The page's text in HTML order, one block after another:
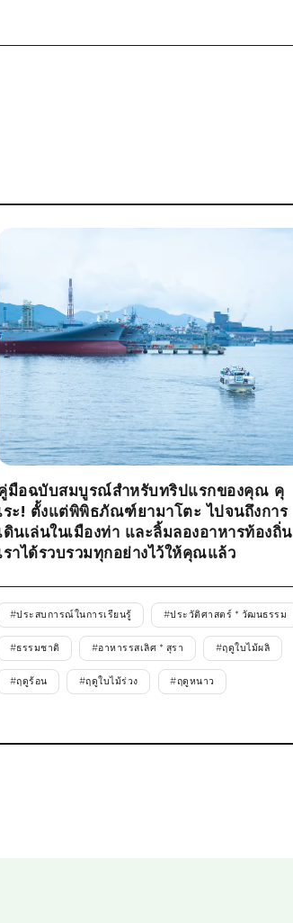
มือฉบับสมบูรณ์สำหรับทริปแรกของคุณ คุ
ระ! ตั้งแต่พิพิธภัณฑ์ยามาโตะ ไปจนถึงการ
ดินเล่นในเมืองท่า และลิ้มลองอาหารท้องถิ่น
ราได้รวบรวมทุกอย่างไว้ให้คุณแล้ว
#ประสบการณ์ในการเรียนรู้ #ประวัติศาสตร์ * วัฒนธรรม
#ธรรมชาติ #อาหารรสเลิศ * สุรา #ฤดูใบไม้ผลิ
#ฤดูร้อน #ฤดูใบไม้ร่วง #ฤดูหนาว